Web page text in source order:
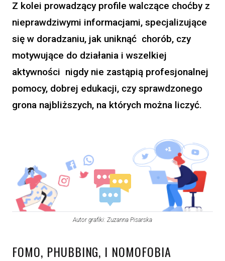
Z kolei prowadzący profile walczące choćby z
nieprawdziwymi informacjami, specjalizujące
się w doradzaniu, jak uniknąć chorób, czy
motywujące do działania i wszelkiej
aktywności nigdy nie zastąpią profesjonalnej
pomocy, dobrej edukacji, czy sprawdzonego
grona najbliższych, na których można liczyć.
Autor grafiki: Zuzanna Pisarska
FOMO, PHUBBING, I NOMOFOBIA